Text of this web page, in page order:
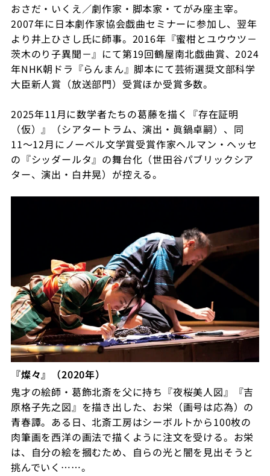
おさだ・いくえ／劇作家・脚本家・てがみ座主宰。
2007年に日本劇作家協会戯曲セミナーに参加し、翌年
より井上ひさし氏に師事。2016年『蜜柑とユウウツ－
茨木のり子異聞－』にて第19回鶴屋南北戯曲賞、2024
年NHK朝ドラ『らんまん』脚本にて芸術選奨文部科学
大臣新人賞（放送部門）受賞ほか受賞多数。
2025年11月に数学者たちの葛藤を描く『存在証明
（仮）』（シアタートラム、演出・眞鍋卓嗣）、同
11〜12月にノーベル文学賞受賞作家ヘルマン・ヘッセ
の『シッダールタ』の舞台化（世田谷パブリックシア
ター、演出・白井晃）が控える。
『燦々』（2020年）
鬼才の絵師・葛飾北斎を父に持ち『夜桜美人図』『吉
原格子先之図』を描き出した、お栄（画号は応為）の
青春譚。ある日、北斎工房はシーボルトから100枚の
肉筆画を西洋の画法で描くように注文を受ける。お栄
は、自分の絵を摑むため、自らの光と闇を見出そうと
挑んでいく……。